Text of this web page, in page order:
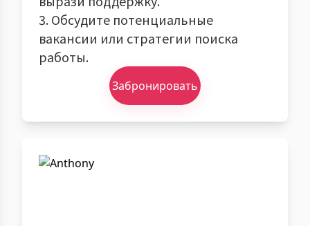
3. Обсудите потенциальные
вакансии или стратегии поиска
работы.
Забронировать